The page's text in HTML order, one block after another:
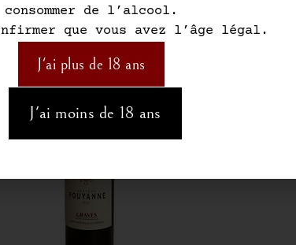
consommer de l’alcool.
que vous avez l’âge légal.
J'ai plus de 18 ans
J'ai moins de 18 ans